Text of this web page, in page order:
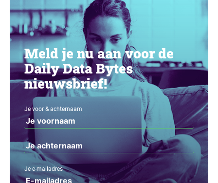
Meld je nu aan voor de
Daily Data Bytes
nieuwsbrief!
Je voor & achternaam
Je e-mailadres